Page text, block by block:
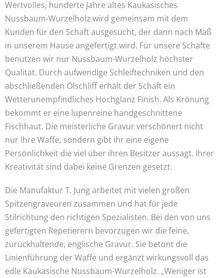
Wertvolles, hunderte Jahre altes Kaukasisches
Nussbaum-Wurzelholz wird gemeinsam mit dem
Kunden für den Schaft ausgesucht, der dann nach Maß
in unserem Hause angefertigt wird. Für unsere Schäfte
benutzen wir nur Nussbaum-Wurzelholz höchster
Qualität. Durch aufwendige Schleiftechniken und den
abschließenden Ölschliff erhält der Schaft ein
Wetterunempfindliches Hochglanz Finish. Als Krönung
bekommt er eine lupenreine handgeschnittene
Fischhaut. Die meisterliche Gravur verschönert nicht
nur Ihre Waffe, sondern gibt ihr eine eigene
Persönlichkeit die viel über ihren Besitzer aussagt. Ihrer
Kreativität sind dabei keine Grenzen gesetzt.
Die Manufaktur T. Jung arbeitet mit vielen großen
Spitzengraveuren zusammen und hat für jede
Stilrichtung den richtigen Spezialisten. Bei den von uns
gefertigten Repetierern bevorzugen wir die feine,
zurückhaltende, englische Gravur. Sie betont die
Linienführung der Waffe und ergänzt wirkungsvoll das
edle Kaukasische Nussbaum-Wurzelholz. „Weniger ist